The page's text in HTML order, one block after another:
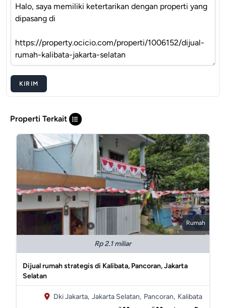
KIRIM
Properti Terkait
Rumah
Rp 2.1 miliar
Dijual rumah strategis di Kalibata, Pancoran, Jakarta
Selatan
Dki Jakarta, Jakarta Selatan, Pancoran, Kalibata